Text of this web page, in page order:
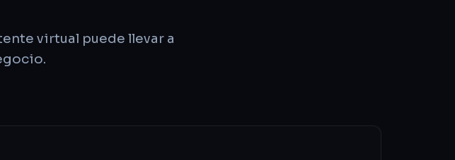
virtual puede llevar a